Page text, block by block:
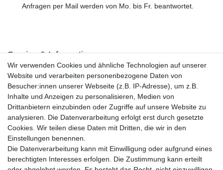
Anfragen per Mail werden von Mo. bis Fr. beantwortet.
Service & Informationen
Kontakt
Retouren
Widerrufsrecht
Widerrufs­formular
Impressum
Daten­schutz­erklärung
AGB
Größentabelle
Kataloge
Barrierefreiheitserklärung
Wir verwenden Cookies und ähnliche Technologien auf unserer
Website und verarbeiten personenbezogene Daten von
Besucher:innen unserer Webseite (z.B. IP-Adresse), um z.B.
Inhalte und Anzeigen zu personalisieren, Medien von
Drittanbietern einzubinden oder Zugriffe auf unsere Website zu
analysieren. Die Datenverarbeitung erfolgt erst durch gesetzte
Cookies. Wir teilen diese Daten mit Dritten, die wir in den
Einstellungen benennen.
Die Datenverarbeitung kann mit Einwilligung oder aufgrund eines
berechtigten Interesses erfolgen. Die Zustimmung kann erteilt